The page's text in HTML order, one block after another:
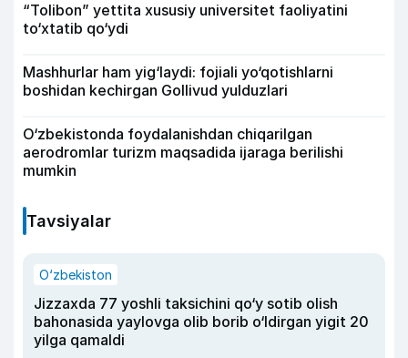
“Tolibon” yettita xususiy universitet faoliyatini
to‘xtatib qo‘ydi
Mashhurlar ham yig‘laydi: fojiali yo‘qotishlarni
boshidan kechirgan Gollivud yulduzlari
O‘zbekistonda foydalanishdan chiqarilgan
aerodromlar turizm maqsadida ijaraga berilishi
mumkin
Tavsiyalar
O‘zbekiston
Jizzaxda 77 yoshli taksichini qo‘y sotib olish
bahonasida yaylovga olib borib o‘ldirgan yigit 20
yilga qamaldi